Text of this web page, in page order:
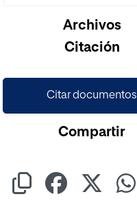
Archivos
Citación
Citar documentos
Compartir